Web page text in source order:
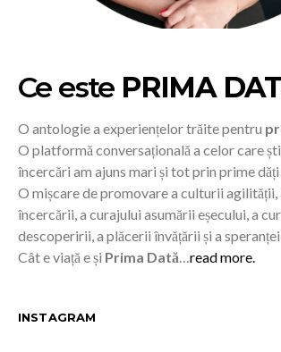
Ce este PRIMA
O antologie a experiențelor trăite pentru
O platformă conversațională a celor care
încercări am ajuns mari și tot prin prime
O mișcare de promovare a culturii agilității,
încercării, a curajului asumării eșecului, a
descoperirii, a plăcerii învățării și a
Cât e viață e și Prima Dată…read more.
INSTAGRAM